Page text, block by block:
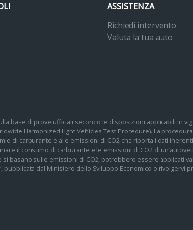
ASSISTENZA
Richiedi intervento
Valuta la tua auto
base di prove ufficiali secondo le disposizioni applicabili in
Harmonized Light Vehicles Test Procedure). La
di carburante e alle emissioni di CO2 che riporta i dati
il consumo di carburante e le emissioni di CO2 di
basano sulle emissioni di CO2, potrebbero essere applicati
pubblicata dal Ministero dello Sviluppo Economico o rivolgervi